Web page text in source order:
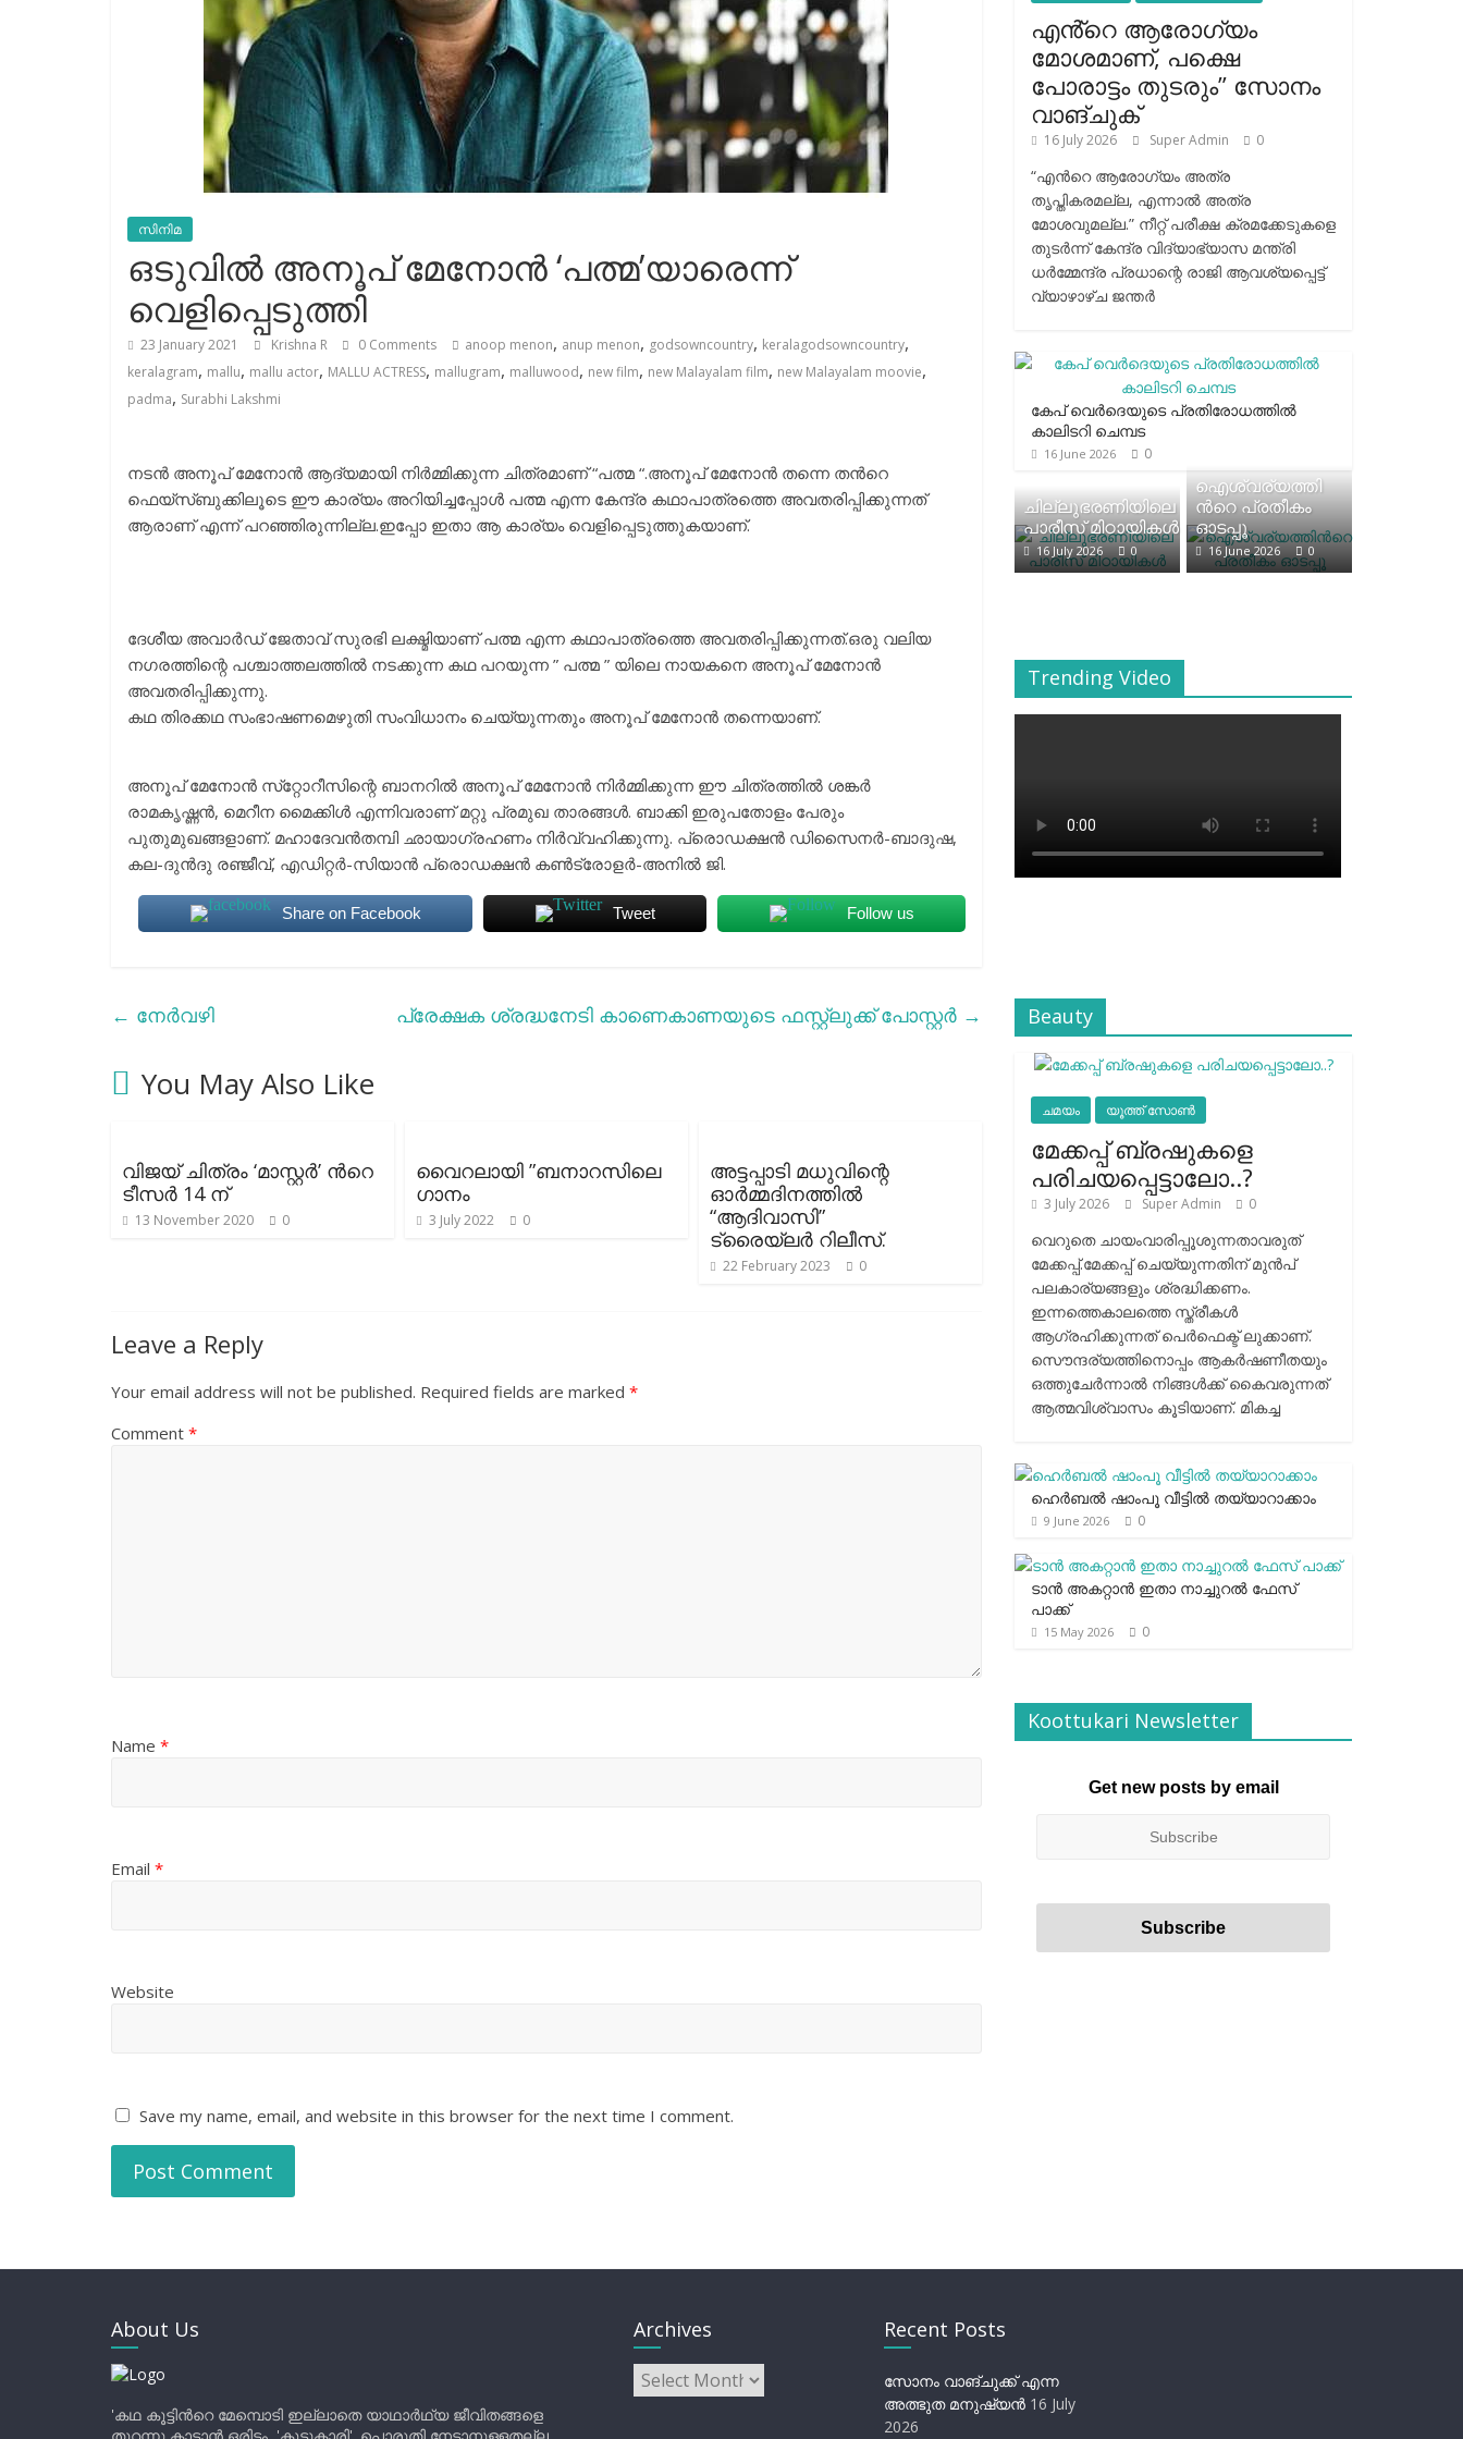
സിനിമ
ഒടുവില്‍ അനൂപ് മേനോന്‍ ‘പത്മ’യാരെന്ന്
വെളിപ്പെടുത്തി
23 January 2021 Krishna R 0 Comments anoop menon, anup menon, godsowncountry, keralagodsowncountry,
keralagram, mallu, mallu actor, MALLU ACTRESS, mallugram, malluwood, new film, new Malayalam film, new Malayalam moovie,
padma, Surabhi Lakshmi
നടന്‍ അനൂപ് മേനോന്‍ ആദ്യമായി നിര്‍മ്മിക്കുന്ന ചിത്രമാണ് “പത്മ “.അനൂപ് മേനോന്‍ തന്നെ തന്‍റെ
ഫെയ്സ്ബുക്കിലൂടെ ഈ കാര്യം അറിയിച്ചപ്പോള്‍ പത്മ എന്ന കേന്ദ്ര കഥാപാത്രത്തെ അവതരിപ്പിക്കുന്നത്
ആരാണ് എന്ന് പറഞ്ഞിരുന്നില്ല.ഇപ്പോ ഇതാ ആ കാര്യം വെളിപ്പെടുത്തുകയാണ്.
ദേശീയ അവാര്‍ഡ് ജേതാവ് സുരഭി ലക്ഷ്മിയാണ് പത്മ എന്ന കഥാപാത്രത്തെ അവതരിപ്പിക്കുന്നത്.ഒരു വലിയ
നഗരത്തിന്റെ പശ്ചാത്തലത്തില്‍ നടക്കുന്ന കഥ പറയുന്ന ” പത്മ ” യിലെ നായകനെ അനൂപ് മേനോന്‍
അവതരിപ്പിക്കുന്നു.
കഥ തിരക്കഥ സംഭാഷണമെഴുതി സംവിധാനം ചെയ്യുന്നതും അനൂപ് മേനോന്‍ തന്നെയാണ്.
അനൂപ് മേനോന്‍ സ്‌റ്റോറീസിന്റെ ബാനറില്‍ അനൂപ് മേനോന്‍ നിര്‍മ്മിക്കുന്ന ഈ ചിത്രത്തില്‍ ശങ്കര്‍
രാമകൃഷ്ണന്‍, മെറീന മൈക്കിള്‍ എന്നിവരാണ് മറ്റു പ്രമുഖ താരങ്ങള്‍. ബാക്കി ഇരുപതോളം പേരും
പുതുമുഖങ്ങളാണ്. മഹാദേവന്‍തമ്പി ഛായാഗ്രഹണം നിര്‍വ്വഹിക്കുന്നു. പ്രൊഡക്ഷന്‍ ഡിസൈനര്‍-ബാദുഷ,
കല-ദുന്‍ദു രഞ്ജീവ്, എഡിറ്റര്‍-സിയാന്‍ പ്രൊഡക്ഷന്‍ കണ്‍ട്രോളര്‍-അനില്‍ ജി.
Share on Facebook Tweet Follow us
← നേർവഴി പ്രേക്ഷക ശ്രദ്ധനേടി കാണെകാണയുടെ ഫസ്റ്റ്ലുക്ക് പോസ്റ്റര്‍ →
You May Also Like
വിജയ് ചിത്രം ‘മാസ്റ്റർ’ ന്‍റെ
ടീസർ 14 ന്
13 November 2020 0
വൈറലായി ”ബനാറസിലെ
ഗാനം
3 July 2022 0
അട്ടപ്പാടി മധുവിന്റെ
ഓർമ്മദിനത്തിൽ
“ആദിവാസി”
ട്രൈയ്ലർ റിലീസ്.
22 February 2023 0
Leave a Reply
Your email address will not be published. Required fields are marked *
Comment *
Name *
Email *
Website
Save my name, email, and website in this browser for the next time I comment.
എൻ്റെ ആരോഗ്യം
മോശമാണ്, പക്ഷെ
പോരാട്ടം തുടരും” സോനം
വാങ്ചുക്
16 July 2026 Super Admin 0
“എന്‍റെ ആരോഗ്യം അത്ര
തൃപ്തികരമല്ല, എന്നാൽ അത്ര
മോശവുമല്ല.” നീറ്റ് പരീക്ഷ ക്രമക്കേടുകളെ
തുടർന്ന് കേന്ദ്ര വിദ്യാഭ്യാസ മന്ത്രി
ധർമ്മേന്ദ്ര പ്രധാന്റെ രാജി ആവശ്യപ്പെട്ട്
വ്യാഴാഴ്ച ജന്തർ
കേപ് വെര്‍ദെയുടെ പ്രതിരോധത്തില്‍
കാലിടറി ചെമ്പട
16 June 2026 0
ചില്ലുഭരണിയിലെ
പാരീസ് മിഠായികള്‍
16 July 2026 0
ഐശ്വര്യത്തി
ന്‍റെ പ്രതീകം
ഓടപ്പൂ
16 June 2026 0
Trending Video
Beauty
ചമയം യൂത്ത് സോൺ
മേക്കപ്പ് ബ്രഷുകളെ
പരിചയപ്പെട്ടാലോ..?
3 July 2026 Super Admin 0
വെറുതെ ചായംവാരിപ്പൂശുന്നതാവരുത്
മേക്കപ്പ്.മേക്കപ്പ് ചെയ്യുന്നതിന് മുന്‍പ്
പലകാര്യങ്ങളും ശ്രദ്ധിക്കണം.
ഇന്നത്തെകാലത്തെ സ്ത്രീകള്‍
ആഗ്രഹിക്കുന്നത് പെര്‍ഫെക്ട് ലുക്കാണ്.
സൌന്ദര്യത്തിനൊപ്പം ആകര്‍ഷണീതയും
ഒത്തുചേര്‍ന്നാല്‍ നിങ്ങള്‍ക്ക് കൈവരുന്നത്
ആത്മവിശ്വാസം കൂടിയാണ്. മികച്ച
ഹെര്‍ബല്‍ ഷാംപൂ വീട്ടില്‍ തയ്യാറാക്കാം
9 June 2026 0
ടാന്‍ അകറ്റാന്‍ ഇതാ നാച്ചുറല്‍ ഫേസ്
പാക്ക്
15 May 2026 0
Koottukari Newsletter
Get new posts by email
About Us
'കഥ കൂട്ടിന്‍റെ മേമ്പൊടി ഇല്ലാതെ യാഥാർഥ്യ ജീവിതങ്ങളെ
Archives
Archives
Recent Posts
സോനം വാങ്ചുക്ക് എന്ന
അത്ഭുത മനുഷ്യന്‍ 16 July
2026